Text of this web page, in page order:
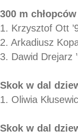
300 m
1. Krzysztof Ott
2. Arkadiusz
3. Dawid Drejarz
Skok w dal
1. Oliwia
Skok w dal